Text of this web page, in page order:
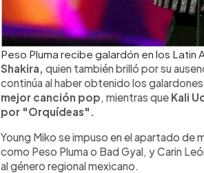
Peso Pluma recibe galardón en los Latin
Shakira, quien también brilló por su
continúa al haber obtenido los
mejor canción pop , mientras que Kali
por "Orquídeas".
Young Miko se impuso en el apartado de
como Peso Pluma o Bad Gyal, y Carin
al género regional mexicano.